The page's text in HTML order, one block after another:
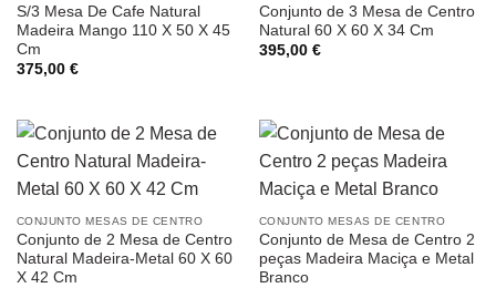
S/3 Mesa De Cafe Natural
Madeira Mango 110 X 50 X 45
Cm
375,00 €
Conjunto de 3 Mesa de Centro
Natural 60 X 60 X 34 Cm
395,00 €
CONJUNTO MESAS DE CENTRO
Conjunto de 2 Mesa de Centro
Natural Madeira-Metal 60 X 60
X 42 Cm
CONJUNTO MESAS DE CENTRO
Conjunto de Mesa de Centro 2
peças Madeira Maciça e Metal
Branco